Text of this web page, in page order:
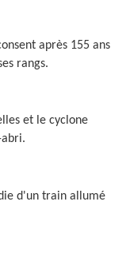
après 155 ans
rangs.
et le cyclone
d'un train allumé